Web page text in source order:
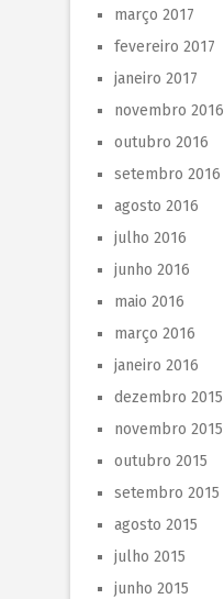
março 2017
fevereiro 2017
janeiro 2017
novembro 2016
outubro 2016
setembro 2016
agosto 2016
julho 2016
junho 2016
maio 2016
março 2016
janeiro 2016
dezembro 2015
novembro 2015
outubro 2015
setembro 2015
agosto 2015
julho 2015
junho 2015